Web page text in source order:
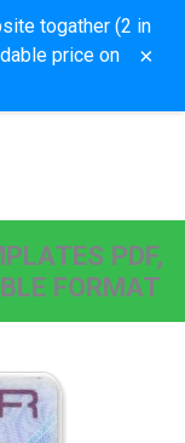
togather (2 in
price on
×
PDF,
FORMAT